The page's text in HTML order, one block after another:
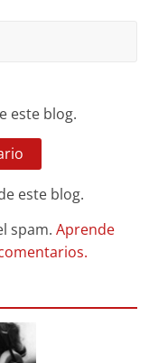
este blog.
este blog.
spam.Aprende